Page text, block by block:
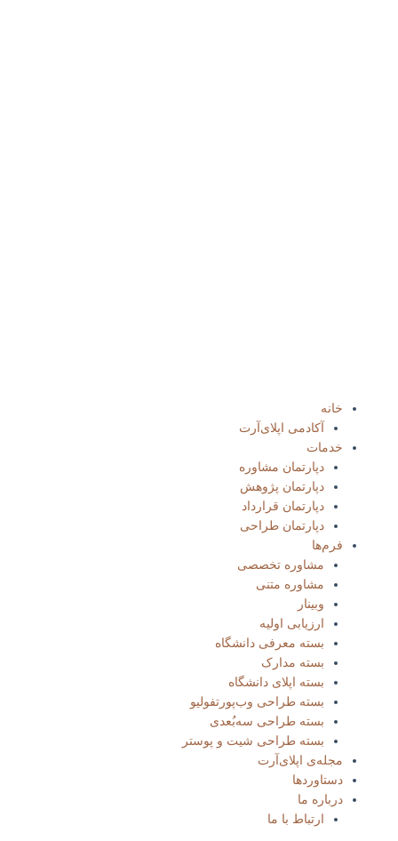
خانه
آکادمی اپلای‌آرت
خدمات
دپارتمان مشاوره
دپارتمان پژوهش
دپارتمان قرارداد
دپارتمان طراحی
فرم‌ها
مشاوره تخصصی
مشاوره متنی
وبینار
ارزیابی اولیه
بسته معرفی دانشگاه
بسته مدارک
بسته‌ اپلای دانشگاه
بسته طراحی وب‌پورتفولیو​
بسته طراحی سه‌بُعدی
بسته طراحی شیت و پوستر
مجله‌ی اپلای‌آرت
دستاوردها
درباره ما
ارتباط با ما